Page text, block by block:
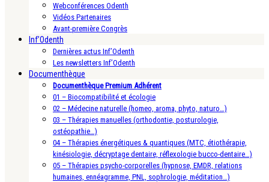
Webconférences Odenth
Vidéos Partenaires
Avant-première Congrès
Inf’Odenth
Dernières actus Inf’Odenth
Les newsletters Inf’Odenth
Documenthèque
Documenthèque Premium Adhérent
01 – Biocompatibilité et écologie
02 – Médecine naturelle (homeo, aroma, phyto, naturo…)
03 – Thérapies manuelles (orthodontie, posturologie,
ostéopathie…)
04 – Thérapies énergétiques & quantiques (MTC, étiothérapie,
kinésiologie, décryptage dentaire, réflexologie bucco-dentaire…)
05 – Thérapies psycho-corporelles (hypnose, EMDR, relations
humaines, ennéagramme, PNL, sophrologie, méditation…)